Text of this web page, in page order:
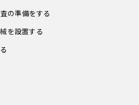
の準備をする
を設置する